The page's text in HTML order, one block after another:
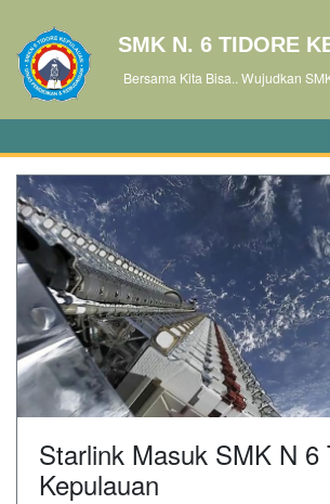
SMK N. 6 TIDORE
Bersama Kita Bisa.. Wujudkan
Starlink Masuk SMK N 6
Kepulauan